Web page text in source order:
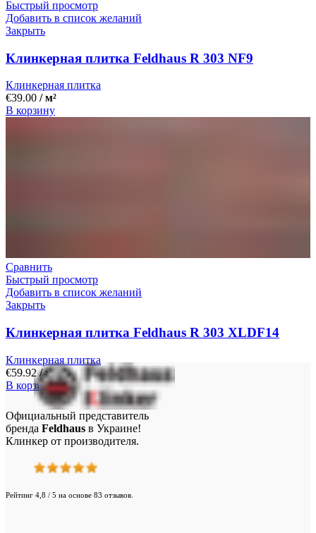
Быстрый просмотр
Добавить в список желаний
Закрыть
Клинкерная плитка Feldhaus R 303 NF9
Клинкерная плитка
€39.00 / м²
В корзину
Сравнить
Быстрый просмотр
Добавить в список желаний
Закрыть
Клинкерная плитка Feldhaus R 303 XLDF14
Клинкерная плитка
€59.92/ м²
В корзину
Официальный представитель
бренда Feldhaus в Украине!
Клинкер от производителя.
Рейтинг 4,8 / 5 на основе 83 отзывов.